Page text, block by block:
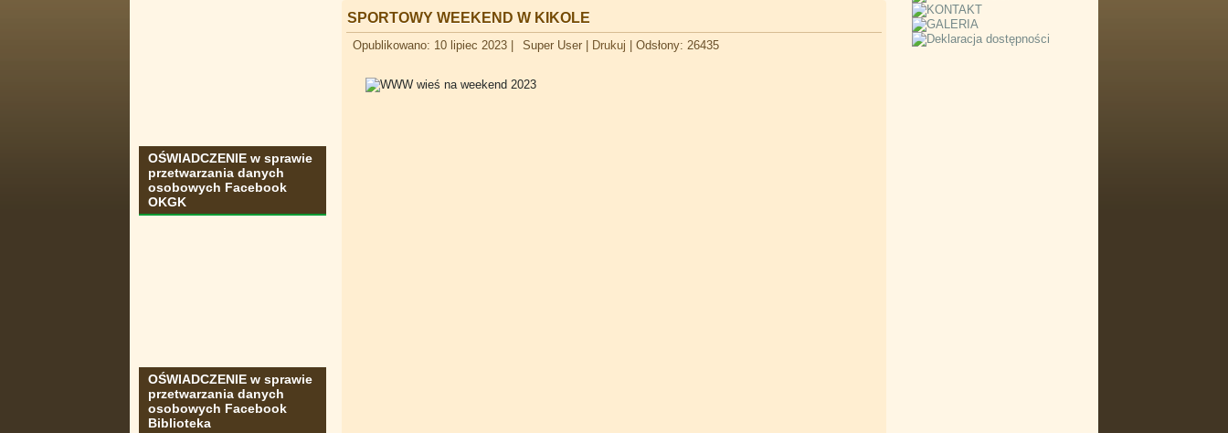
OŚWIADCZENIE w sprawie
przetwarzania danych
osobowych Facebook
OKGK
OŚWIADCZENIE w sprawie
przetwarzania danych
osobowych Facebook
Biblioteka
SPORTOWY WEEKEND W KIKOLE
Opublikowano: 10 lipiec 2023 Super User Drukuj Odsłony: 26435